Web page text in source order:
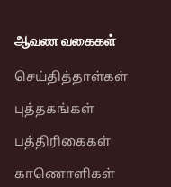
ஆவண வகைகள்
செய்தித்தாள்கள்
புத்தகங்கள்
பத்திரிகைகள்
காணொளிகள்